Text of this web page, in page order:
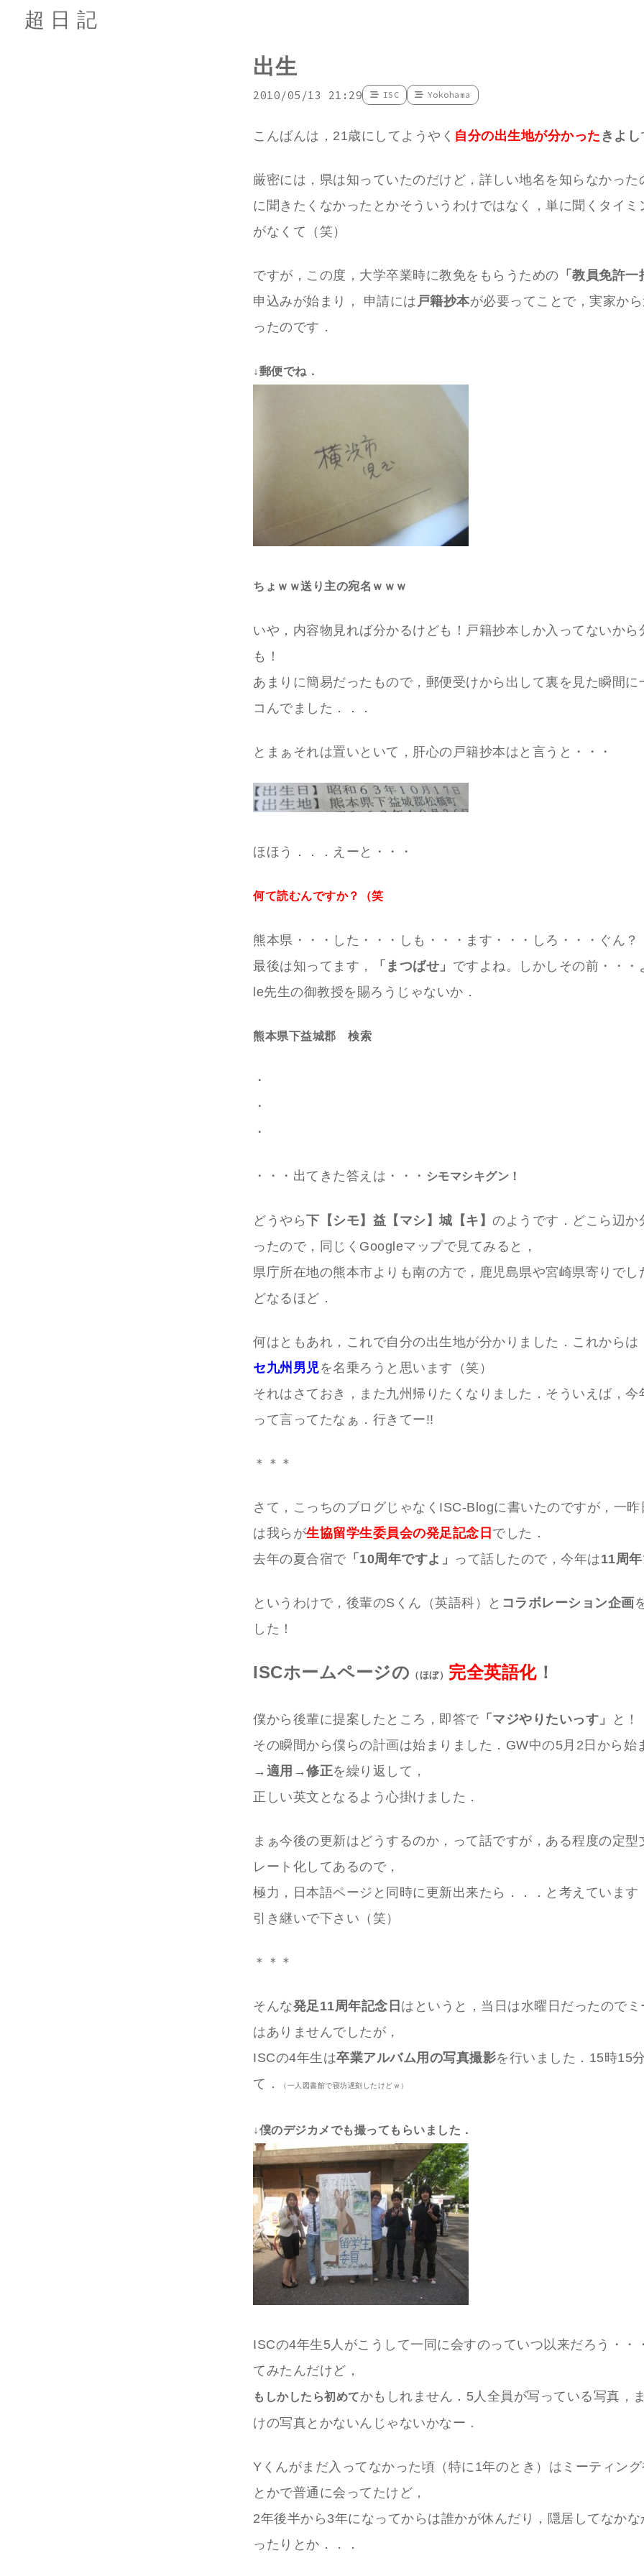
超日記
出生
2010/05/13 21:29 ISC Yokohama
こんばんは，21歳にしてようやく 自分の出生地が分かった きよし
厳密には，県は知っていたのだけど，詳しい地名を知らなかった
に聞きたくなかったとかそういうわけではなく，単に聞くタイミ
がなくて（笑）
ですが，この度，大学卒業時に教免をもらうための 「教員免許一
申込みが始まり， 申請には 戸籍抄本が必要ってことで，実家か
ったのです．
↓郵便でね．
ちょｗｗ送り主の宛名ｗｗｗ
いや，内容物見れば分かるけども！戸籍抄本しか入ってないから
も！
あまりに簡易だったもので，郵便受けから出して裏を見た瞬間に
コんでました．．．
とまぁそれは置いといて，肝心の戸籍抄本はと言うと・・・
ほほう．．．えーと・・・
何て読むんですか？（笑
熊本県・・・した・・・しも・・・ます・・・しろ・・・ぐん？
最後は知ってます，
「まつばせ」 ですよね。しかしその前・・・
le先生の御教授を賜ろうじゃないか．
熊本県下益城郡 検索
・
・
・
・・・出てきた答えは・・・ シモマシキグン！
どうやら下【シモ】益【マシ】城【キ】 のようです．どこら辺か
ったので，同じくGoogleマップで見てみると，
県庁所在地の熊本市よりも南の方で，鹿児島県や宮崎県寄りでし
どなるほど．
何はともあれ，これで自分の出生地が分かりました．これからは
セ九州男児を名乗ろうと思います（笑）
それはさておき，また九州帰りたくなりました．そういえば，今
って言ってたなぁ．行きてー!!
＊＊＊
さて，こっちのブログじゃなくISC-Blogに書いたのですが，一昨
は我らが生協留学生委員会の発足記念日 でした．
去年の夏合宿で 「10周年ですよ」 って話したので，今年は11周年
というわけで，後輩のSくん（英語科）と コラボレーション企画
した！
ISCホームページの （ほぼ） 完全英語化！
僕から後輩に提案したところ，即答で 「マジやりたいっす」
と！
その瞬間から僕らの計画は始まりました．GW中の5月2日から始
→適用→修正を繰り返して，
正しい英文となるよう心掛けました．
まぁ今後の更新はどうするのか，って話ですが，ある程度の定型
レート化してあるので，
極力，日本語ページと同時に更新出来たら．．．と考えています
引き継いで下さい（笑）
＊＊＊
そんな発足11周年記念日 はというと，当日は水曜日だったので
はありませんでしたが，
ISCの4年生は卒業アルバム用の写真撮影を行いました．15時15
て．
（一人図書館で寝坊遅刻したけどｗ）
↓僕のデジカメでも撮ってもらいました．
ISCの4年生5人がこうして一同に会すのっていつ以来だろう・・
てみたんだけど，
もしかしたら初めてかもしれません．5人全員が写っている写真，
けの写真とかないんじゃないかなー．
Yくんがまだ入ってなかった頃（特に1年のとき）はミーティング
とかで普通に会ってたけど，
2年後半から3年になってからは誰かが休んだり，隠居してなかな
ったりとか．．．